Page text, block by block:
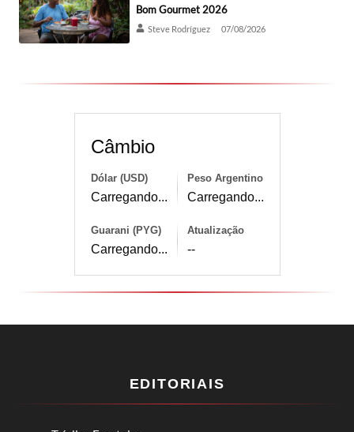
Bom Gourmet 2026
Steve Rodríguez 07/08/2026
Câmbio
Dólar (USD)
Carregando...
Peso Argentino
Carregando...
Guarani (PYG)
Carregando...
Atualização
--
EDITORIAIS